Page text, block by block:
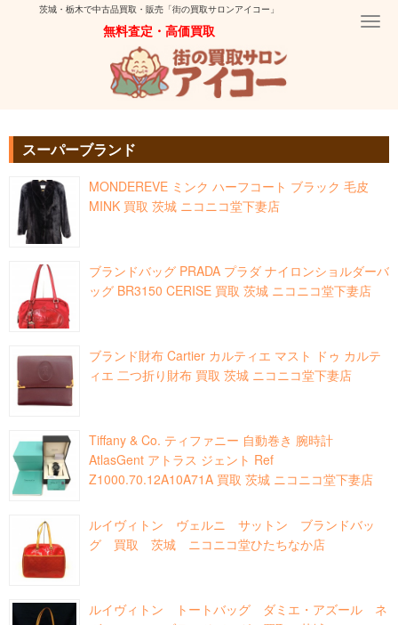
茨城・栃木で中古品買取・販売「街の買取サロンアイコー」
無料査定・高価買取
スーパーブランド
MONDEREVE ミンク ハーフコート ブラック 毛皮
MINK 買取 茨城 ニコニコ堂下妻店
ブランドバッグ PRADA プラダ ナイロンショルダーバ
ッグ BR3150 CERISE 買取 茨城 ニコニコ堂下妻店
ブランド財布 Cartier カルティエ マスト ドゥ カルテ
ィエ 二つ折り財布 買取 茨城 ニコニコ堂下妻店
Tiffany & Co. ティファニー 自動巻き 腕時計
AtlasGent アトラス ジェント Ref
Z1000.70.12A10A71A 買取 茨城 ニコニコ堂下妻店
ルイヴィトン ヴェルニ サットン ブランドバッ
グ 買取 茨城 ニコニコ堂ひたちなか店
ルイヴィトン トートバッグ ダミエ・アズール ネ